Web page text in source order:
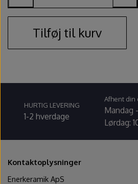
Udstikkere og
Sikkerhedsdatablad
Tilføj til kurv
HURTIG LEVERING
1-2 hverdage
Afhent
Mandag
Lørdag:
Kontaktoplysninger
Enerkeramik ApS